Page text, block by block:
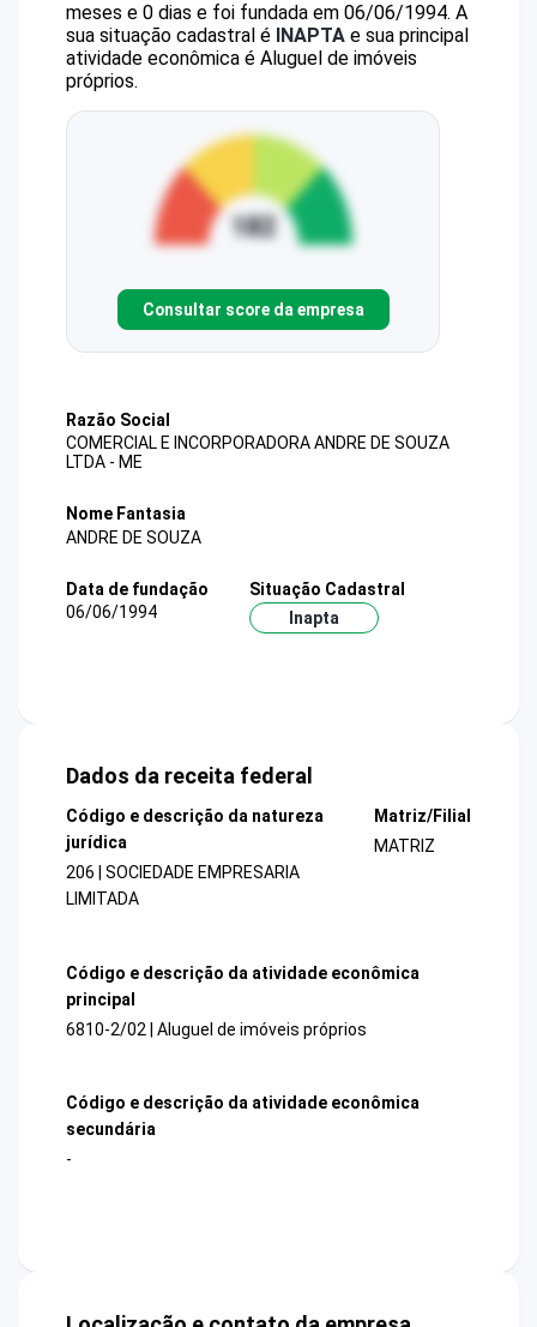
meses e 0 dias e foi fundada em 06/06/1994. A
sua situação cadastral é INAPTA e sua principal
atividade econômica é Aluguel de imóveis
próprios.
Consultar score da empresa
Razão Social
COMERCIAL E INCORPORADORA ANDRE DE SOUZA
LTDA - ME
Nome Fantasia
ANDRE DE SOUZA
Data de fundação
06/06/1994
Situação Cadastral
Inapta
Dados da receita federal
Código e descrição da natureza
jurídica
206 | SOCIEDADE EMPRESARIA
LIMITADA
Matriz/Filial
MATRIZ
Código e descrição da atividade econômica
principal
6810-2/02 | Aluguel de imóveis próprios
Código e descrição da atividade econômica
secundária
-